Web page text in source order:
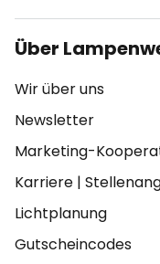
Über
Wir über uns
Newsletter
Marketing-
Karriere |
Lichtplanung
Gutscheincodes